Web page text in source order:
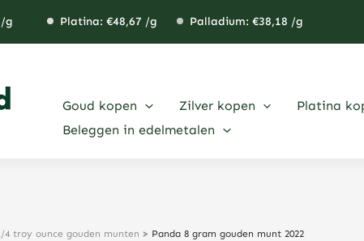
/g Platina: €48,67 /g Palladium: €38,18 /g
Goud kopen Zilver kopen Platina
Beleggen in edelmetalen
4 troy ounce gouden munten > Panda 8 gram gouden munt 2022